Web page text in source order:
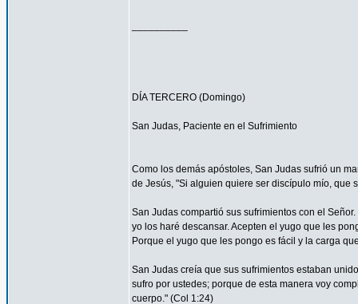
DÍA TERCERO (Domingo)
San Judas, Paciente en el Sufrimiento
Como los demás apóstoles, San Judas sufrió un
de Jesús, "Si alguien quiere ser discípulo mío, que
San Judas compartió sus sufrimientos con el
yo los haré descansar. Acepten el yugo que les
Porque el yugo que les pongo es fácil y la carga
San Judas creía que sus sufrimientos estaban
sufro por ustedes; porque de esta manera voy
cuerpo." (Col 1:24)